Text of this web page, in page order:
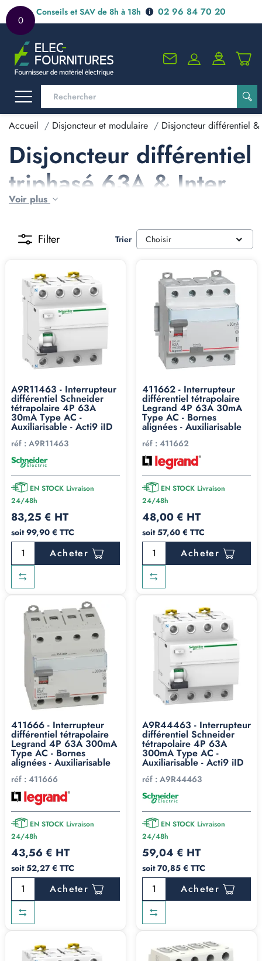
0
Conseils et SAV de 8h à 18h 02 96 84 70 20
Accueil Disjoncteur et modulaire Disjoncteur différentiel
Disjoncteur différentiel
triphasé 63A & Inter
différentiel triphasé
63A
Voir plus
Filter Trier Choisir
A9R11463 - Interrupteur
différentiel Schneider
tétrapolaire 4P 63A
30mA Type AC -
Auxiliarisable - Acti9 iID
réf : A9R11463
EN STOCK Livraison
24/48h
83,25 € HT
soit 99,90 € TTC
Acheter
411662 - Interrupteur
différentiel tétrapolaire
Legrand 4P 63A 30mA
Type AC - Bornes
alignées - Auxiliarisable
réf : 411662
EN STOCK Livraison
24/48h
48,00 € HT
soit 57,60 € TTC
Acheter
411666 - Interrupteur
différentiel tétrapolaire
Legrand 4P 63A 300mA
Type AC - Bornes
alignées - Auxiliarisable
réf : 411666
EN STOCK Livraison
24/48h
43,56 € HT
soit 52,27 € TTC
Acheter
A9R44463 - Interrupteur
différentiel Schneider
tétrapolaire 4P 63A
300mA Type AC -
Auxiliarisable - Acti9 iID
réf : A9R44463
EN STOCK Livraison
24/48h
59,04 € HT
soit 70,85 € TTC
Acheter